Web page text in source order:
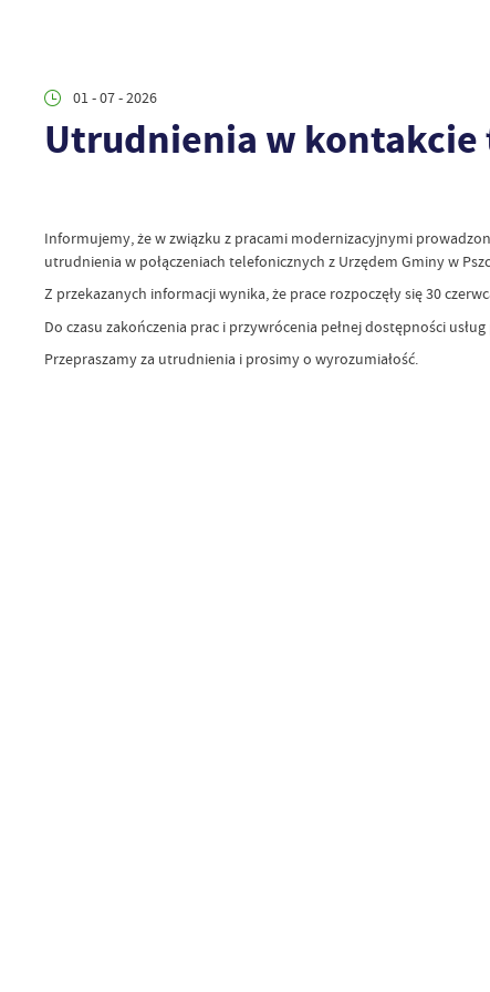
01 - 07 - 2026
Utrudnienia w kontakcie
Informujemy, że w związku z pracami modernizacyjnymi
utrudnienia w połączeniach telefonicznych z Urzędem Gminy w
Z przekazanych informacji wynika, że prace rozpoczęły się 30
Do czasu zakończenia prac i przywrócenia pełnej dostępności
Przepraszamy za utrudnienia i prosimy o wyrozumiałość.